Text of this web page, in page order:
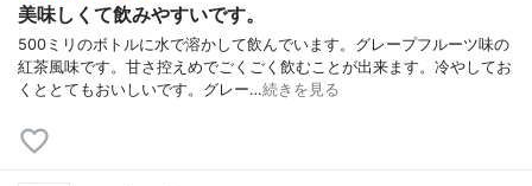
美味しくて飲みやすいです。
500ミリのボトルに水で溶かして飲んでいます。グレープフルーツ味の
紅茶風味です。甘さ控えめでごくごく飲むことが出来ます。冷やしてお
くととてもおいしいです。グレー…続きを見る